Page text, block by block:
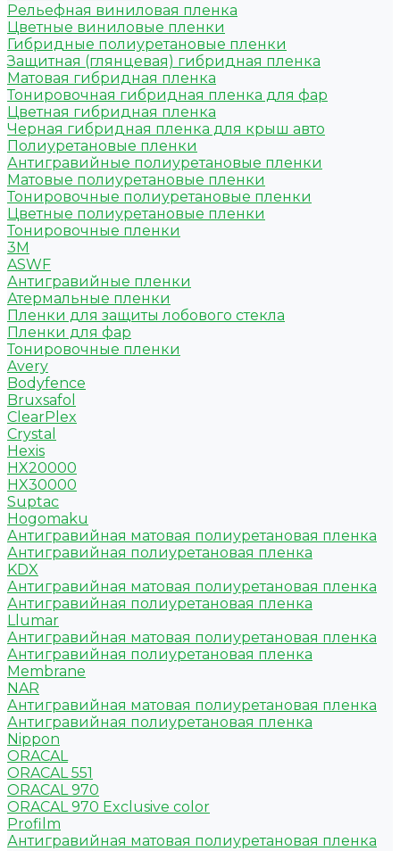
Рельефная виниловая пленка
Цветные виниловые пленки
Гибридные полиуретановые пленки
Защитная (глянцевая) гибридная пленка
Матовая гибридная пленка
Тонировочная гибридная пленка для фар
Цветная гибридная пленка
Черная гибридная пленка для крыш авто
Полиуретановые пленки
Антигравийные полиуретановые пленки
Матовые полиуретановые пленки
Тонировочные полиуретановые пленки
Цветные полиуретановые пленки
Тонировочные пленки
3M
ASWF
Антигравийные пленки
Атермальные пленки
Пленки для защиты лобового стекла
Пленки для фар
Тонировочные пленки
Avery
Bodyfence
Bruxsafol
ClearPlex
Crystal
Hexis
HX20000
HX30000
Suptac
Hogomaku
Антигравийная матовая полиуретановая пленка
Антигравийная полиуретановая пленка
KDX
Антигравийная матовая полиуретановая пленка
Антигравийная полиуретановая пленка
Llumar
Антигравийная матовая полиуретановая пленка
Антигравийная полиуретановая пленка
Membrane
NAR
Антигравийная матовая полиуретановая пленка
Антигравийная полиуретановая пленка
Nippon
ORACAL
ORACAL 551
ORACAL 970
ORACAL 970 Exclusive color
Profilm
Антигравийная матовая полиуретановая пленка